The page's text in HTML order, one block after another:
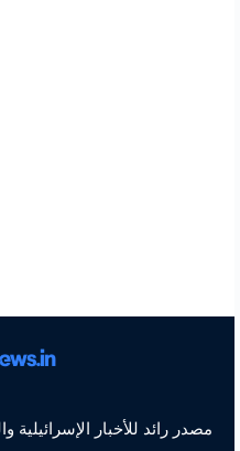
مصدر رائد للأخبار